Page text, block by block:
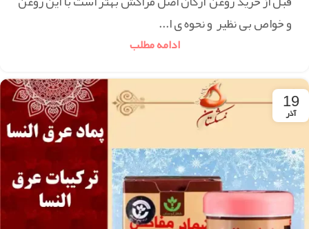
و خواص بی نظیر و نحوه ی ا...
ادامه مطلب
19
آذر